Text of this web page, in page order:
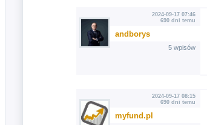
2024-09-17 07:46
690 dni temu
andborys
5 wpisów
2024-09-17 08:15
690 dni temu
myfund.pl